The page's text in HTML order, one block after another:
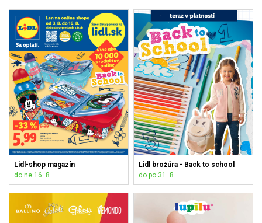
Lidl-shop magazín
do ne 16. 8.
Lidl brožúra - Back to school
do po 31. 8.